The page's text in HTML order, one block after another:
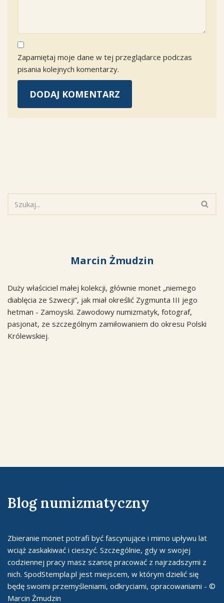
Zapamiętaj moje dane w tej przeglądarce podczas
pisania kolejnych komentarzy.
Marcin Żmudzin
Duży właściciel małej kolekcji, głównie monet „niemego
diablęcia ze Szwecji”, jak miał określić Zygmunta III jego
hetman - Zamoyski. Zawodowy numizmatyk, fotograf,
pasjonat, ze szczególnym zamiłowaniem do okresu Polski
Królewskiej.
Blog numizmatyczny
Zbieranie monet potrafi być fascynujące i mimo upływu lat
wciąż zaskakiwać i cieszyć. Szczególnie, gdy w swojej
codziennej pracy masz szansę pracować z najrzadszymi z
nich. SpodStempla.pl jest miejscem, w którym dzielić się
będę swoimi przemyśleniami, odkryciami, opracowaniami - ©
Marcin Żmudzin